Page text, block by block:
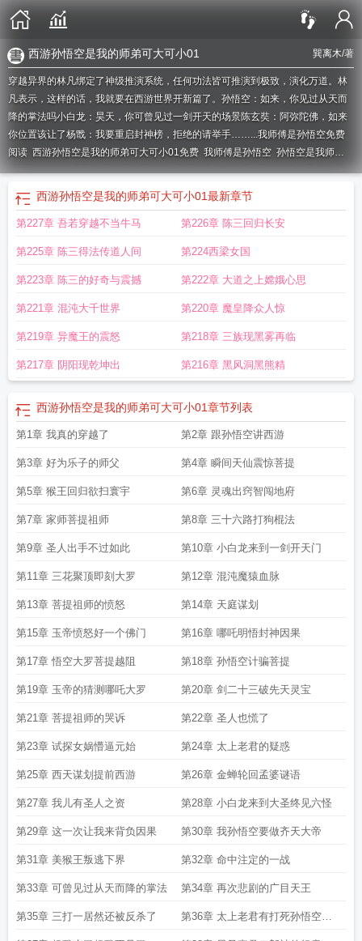
巽离木/著
西游孙悟空是我的师弟可大可小01
穿越异界的林凡绑定了神级推演系统，任何功法皆可推演到极致，演化万道。林
凡表示，这样的话，我就要在西游世界开新篇了。孙悟空：如来，你见过从天而
降的掌法吗小白龙：昊天，你可曾见过一剑开天的场景陈玄奘：阿弥陀佛，如来
你位置该让了杨戬：我要重启封神榜，拒绝的请举手……...我师傅是孙悟空免费
阅读 西游孙悟空是我的师弟可大可小01免费 我师傅是孙悟空 孙悟空是我师
傅西游孙悟空是我的师弟可大可小01我师父是大道仙尊西游孙悟空是我的师弟
作者可大可小01
我师父是大道仙帝 西游孙悟空成圣
西游孙悟空是我师弟免费阅
读 我师父是大道神
大可小01 西游孙悟空是我师弟可大可小01我师父是大道天尊西游孙悟空是我
弟免费可大可小01师父是孙悟空的 我师傅是孙悟空动漫
西游孙悟空是我的师弟可大可小01最新章节
第227章 吾若穿越不当牛马 第226章 陈三回归长安
第225章 陈三得法传道人间 第224西梁女国
第223章 陈三的好奇与震撼 第222章 大道之上嫦娥心思
第221章 混沌大千世界 第220章 魔皇降众人惊
第219章 异魔王的震怒 第218章 三族现黑雾再临
第217章 阴阳现乾坤出 第216章 黑风洞黑熊精
西游孙悟空是我的师弟可大可小01章节列表
第1章 我真的穿越了 第2章 跟孙悟空讲西游
第3章 好为乐子的师父 第4章 瞬间天仙震惊菩提
第5章 猴王回归欲扫寰宇 第6章 灵魂出窍智闯地府
第7章 家师菩提祖师 第8章 三十六路打狗棍法
第9章 圣人出手不过如此 第10章 小白龙来到一剑开天门
第11章 三花聚顶即刻大罗 第12章 混沌魔猿血脉
第13章 菩提祖师的愤怒 第14章 天庭谋划
第15章 玉帝愤怒好一个佛门 第16章 哪吒明悟封神因果
第17章 悟空大罗菩提越阻 第18章 孙悟空计骗菩提
第19章 玉帝的猜测哪吒大罗 第20章 剑二十三破先天灵宝
第21章 菩提祖师的哭诉 第22章 圣人也慌了
第23章 试探女娲懵逼元始 第24章 太上老君的疑惑
第25章 西天谋划提前西游 第26章 金蝉轮回孟婆谜语
第27章 我儿有圣人之资 第28章 小白龙来到大圣终见六怪
第29章 这一次让我来背负因果 第30章 我孙悟空要做齐天大帝
第31章 美猴王叛逃下界 第32章 命中注定的一战
第33章 可曾见过从天而降的掌法 第34章 再次悲剧的广目天王
第35章 三打一居然还被反杀了 第36章 太上老君有打死孙悟空的